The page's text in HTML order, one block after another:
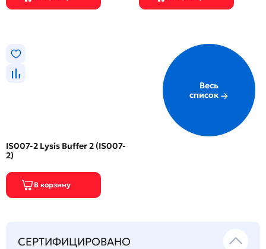
IS007-2 Lysis Buffer 2 (IS007-
2)
Весь
список
СЕРТИФИЦИРОВАНО